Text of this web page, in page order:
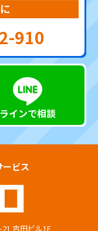
910
ラインで相談
ビス
吉田ビル1F